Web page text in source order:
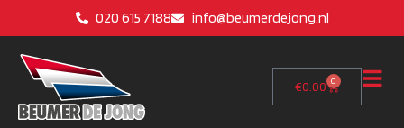
020 615 7188 info@beumerdejong.nl
€0.00 0